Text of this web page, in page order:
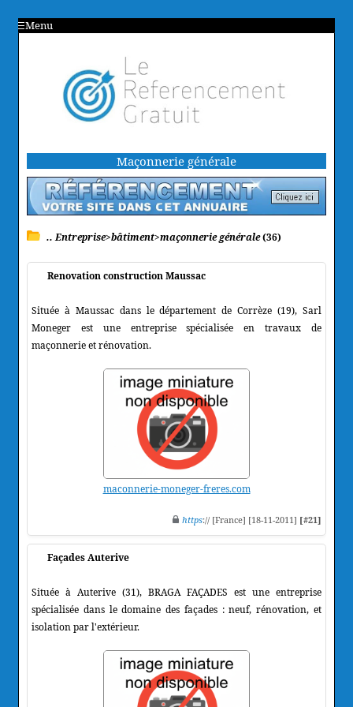
Menu
Maçonnerie générale
.. Entreprise>bâtiment>maçonnerie générale(36)
Renovation construction Maussac
Située à Maussac dans le département de Corrèze (19), Sarl
Moneger est une entreprise spécialisée en travaux de
maçonnerie et rénovation.
maconnerie-moneger-freres.com
https:// [France] [18-11-2011] [#21]
Façades Auterive
Située à Auterive (31), BRAGA FAÇADES est une entreprise
spécialisée dans le domaine des façades : neuf, rénovation, et
isolation par l'extérieur.